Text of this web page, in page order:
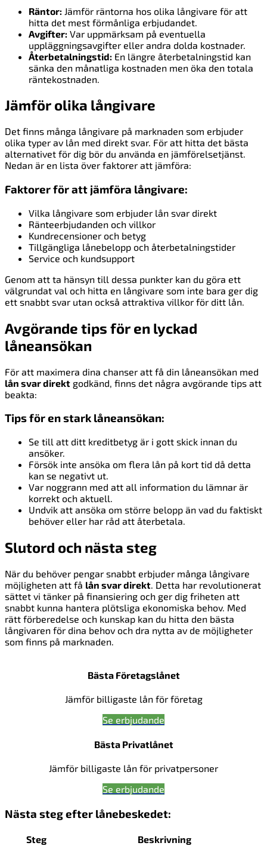
Räntor: Jämför räntorna hos olika långivare för att
hitta det mest förmånliga erbjudandet.
Avgifter: Var uppmärksam på eventuella
uppläggningsavgifter eller andra dolda kostnader.
Återbetalningstid: En längre återbetalningstid kan
sänka den månatliga kostnaden men öka den totala
räntekostnaden.
Jämför olika långivare
Det finns många långivare på marknaden som erbjuder
olika typer av lån med direkt svar. För att hitta det bästa
alternativet för dig bör du använda en jämförelsetjänst.
Nedan är en lista över faktorer att jämföra:
Faktorer för att jämföra långivare:
Vilka långivare som erbjuder lån svar direkt
Ränteerbjudanden och villkor
Kundrecensioner och betyg
Tillgängliga lånebelopp och återbetalningstider
Service och kundsupport
Genom att ta hänsyn till dessa punkter kan du göra ett
välgrundat val och hitta en långivare som inte bara ger dig
ett snabbt svar utan också attraktiva villkor för ditt lån.
Avgörande tips för en lyckad
låneansökan
För att maximera dina chanser att få din låneansökan med
lån svar direkt godkänd, finns det några avgörande tips att
beakta:
Tips för en stark låneansökan:
Se till att ditt kreditbetyg är i gott skick innan du
ansöker.
Försök inte ansöka om flera lån på kort tid då detta
kan se negativt ut.
Var noggrann med att all information du lämnar är
korrekt och aktuell.
Undvik att ansöka om större belopp än vad du faktiskt
behöver eller har råd att återbetala.
Slutord och nästa steg
När du behöver pengar snabbt erbjuder många långivare
möjligheten att få lån svar direkt. Detta har revolutionerat
sättet vi tänker på finansiering och ger dig friheten att
snabbt kunna hantera plötsliga ekonomiska behov. Med
rätt förberedelse och kunskap kan du hitta den bästa
långivaren för dina behov och dra nytta av de möjligheter
som finns på marknaden.
Bästa Företagslånet
Jämför billigaste lån för företag
Se erbjudande
Bästa Privatlånet
Jämför billigaste lån för privatpersoner
Se erbjudande
Nästa steg efter lånebeskedet:
Steg
Beskrivning